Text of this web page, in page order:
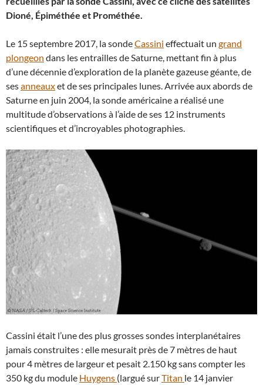
Dioné, Épiméthée et Prométhée.
Le 15 septembre 2017, la sondeCassini effectuait un grand
plongeon dans les entrailles de Saturne, mettant fin à plus
d’une décennie d’exploration de la planète gazeuse géante, de
sesanneauxet de ses principales lunes. Arrivée aux abords de
Saturne en juin 2004, la sonde américaine a réalisé une
multitude d’observations à l’aide de ses 12 instruments
scientifiques et d’incroyables photographies.
Cassini était l’une des plus grosses sondes interplanétaires
jamais construites : elle mesurait près de 7 mètres de haut
pour 4 mètres de largeur et pesait 2.150 kg sans compter les
350 kg du module Huygens (largué surTitan le 14 janvier